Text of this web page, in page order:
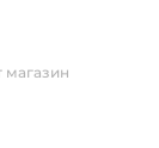
магазин